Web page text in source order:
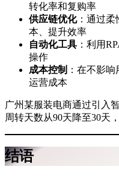
转化率和复购率
供应链优化：通过柔
本、提升效率
自动化工具 ：利用
操作
成本控制 ：在不影
运营成本
广州某服装电商通过引入
周转天数从90天降至30天
结语